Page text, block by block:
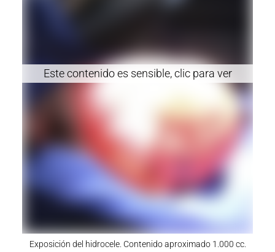
Exposición del hidrocele. Contenido aproximado 1.000 cc.